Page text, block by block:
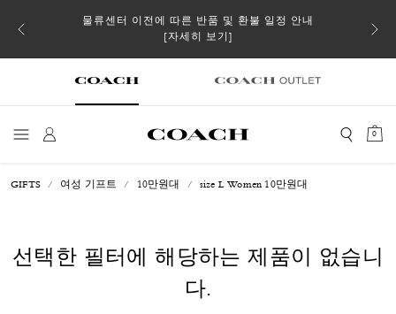
스트
물류센터 이전에 따른 반품 및 환불 일정 안내
[자세히 보기]
일부
0
GIFTS 여성 기프트 10만원대 size L Women 10만원대
선택한 필터에 해당하는 제품이 없습니
다.